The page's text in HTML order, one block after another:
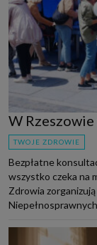
W
TWOJE ZDROWIE
Bezpłatne
wszystko czeka na
Zdrowia